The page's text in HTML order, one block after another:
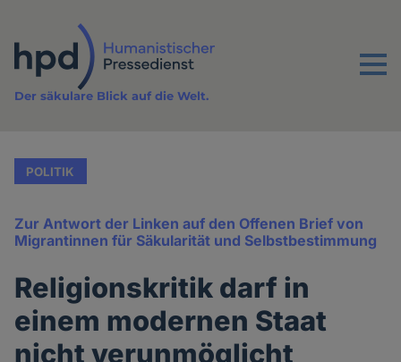
Inhalt
Menu
Der säkulare Blick auf die Welt.
POLITIK
Zur Antwort der Linken auf den Offenen Brief von
Migrantinnen für Säkularität und Selbstbestimmung
Religionskritik darf in
einem modernen Staat
nicht verunmöglicht